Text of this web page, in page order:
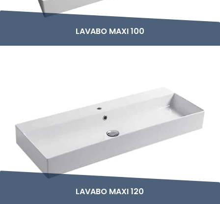
LAVABO MAXI 100
LAVABO MAXI 120